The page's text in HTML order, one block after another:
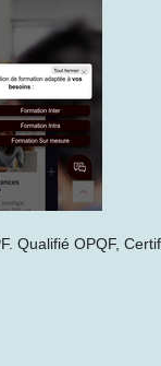
Qualifié OPQF,